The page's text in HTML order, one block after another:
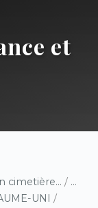
et
cimetière... / ...
UNI /